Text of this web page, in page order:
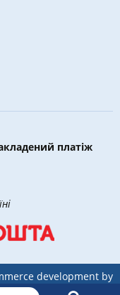
платіж
development by